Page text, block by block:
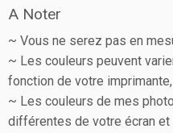
A Noter
~ Vous ne serez pas en
~ Les couleurs peuvent
fonction de votre
~ Les couleurs de mes
différentes de votre écran